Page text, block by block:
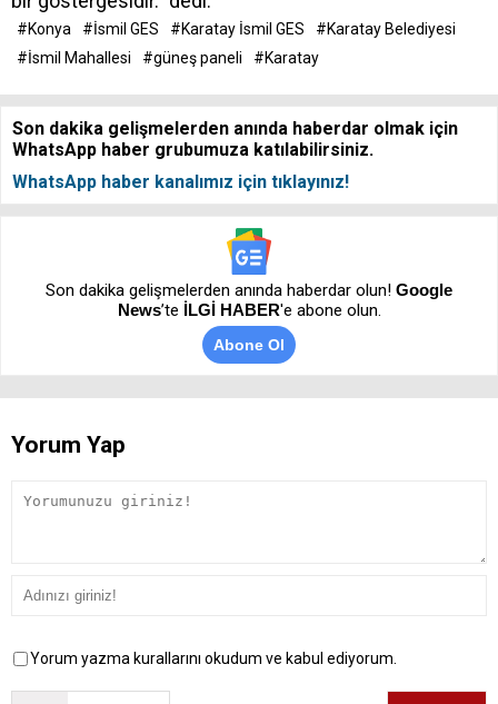
#Konya #İsmil GES #Karatay İsmil GES
#Karatay Belediyesi
#İsmil Mahallesi
#güneş paneli #Karatay
Son dakika gelişmelerden anında haberdar olmak için
WhatsApp haber grubumuza katılabilirsiniz.
WhatsApp haber kanalımız için tıklayınız!
Son dakika gelişmelerden anında haberdar olun! Google
News’te İLGİ HABER'e abone olun.
Abone Ol
Yorum Yap
Yorum yazma kurallarını okudum ve kabul ediyorum.